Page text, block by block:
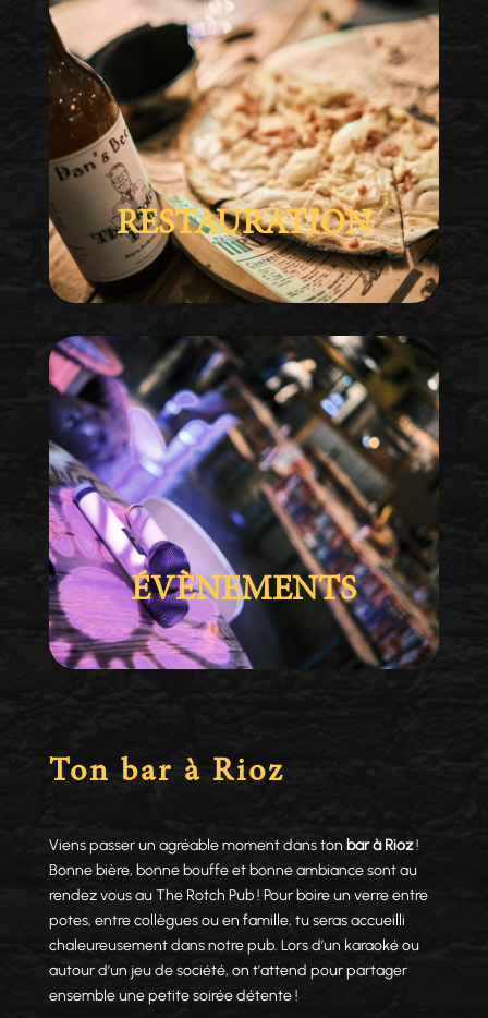
RESTAURATION
ÉVÈNEMENTS
Ton bar à Rioz
Viens passer un agréable moment dans ton bar à Rioz!
Bonne bière, bonne bouffe et bonne ambiance sont au
rendez vous au The Rotch Pub ! Pour boire un verre entre
potes, entre collègues ou en famille, tu seras accueilli
chaleureusement dans notre pub. Lors d’un karaoké ou
autour d’un jeu de société, on t’attend pour partager
ensemble une petite soirée détente !